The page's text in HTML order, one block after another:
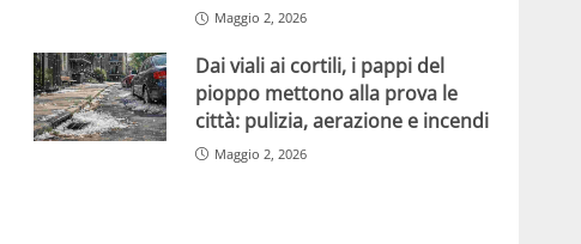
Maggio 2, 2026
Dai viali ai cortili, i pappi del
pioppo mettono alla prova le
città: pulizia, aerazione e incendi
Maggio 2, 2026